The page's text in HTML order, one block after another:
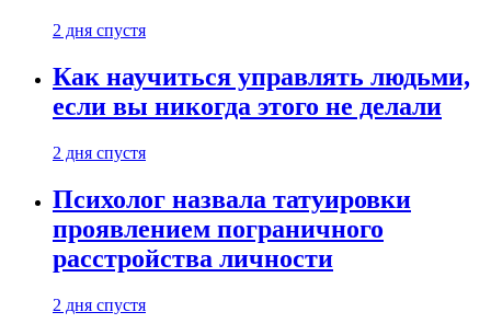
2 дня спустя
Как научиться управлять людьми,
если вы никогда этого не делали
2 дня спустя
Психолог назвала татуировки
проявлением пограничного
расстройства личности
2 дня спустя